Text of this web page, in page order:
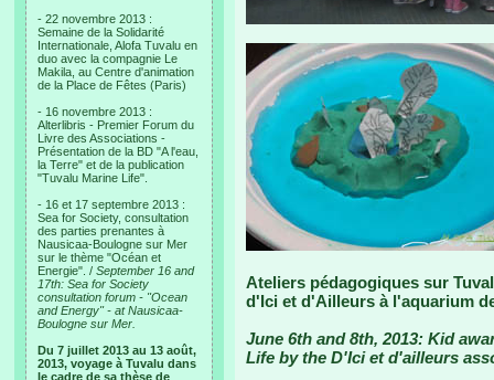
- 22 novembre 2013 :
Semaine de la Solidarité
Internationale, Alofa Tuvalu en
duo avec la compagnie Le
Makila, au Centre d'animation
de la Place de Fêtes (Paris)
- 16 novembre 2013 :
Alterlibris - Premier Forum du
Livre des Associations -
Présentation de la BD "A l'eau,
la Terre" et de la publication
"Tuvalu Marine Life".
- 16 et 17 septembre 2013 :
Sea for Society, consultation
des parties prenantes à
Nausicaa-Boulogne sur Mer
sur le thème "Océan et
Energie". / September 16 and
17th: Sea for Society
consultation forum - "Ocean
and Energy" - at Nausicaa-
Boulogne sur Mer.
Du 7 juillet 2013 au 13 août,
2013, voyage à Tuvalu dans
le cadre de sa thèse de
Ateliers pédagogiques sur
d'Ici et d'Ailleurs à l'aquarium
June 6th and 8th, 2013: Kid
Life by the D'Ici et d'ailleurs